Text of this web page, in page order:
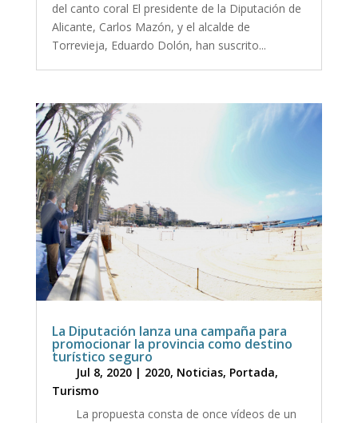
del canto coral El presidente de la Diputación de
Alicante, Carlos Mazón, y el alcalde de
Torrevieja, Eduardo Dolón, han suscrito...
La Diputación lanza una campaña para
promocionar la provincia como destino
turístico seguro
Jul 8, 2020| 2020, Noticias, Portada,
Turismo
La propuesta consta de once vídeos de un